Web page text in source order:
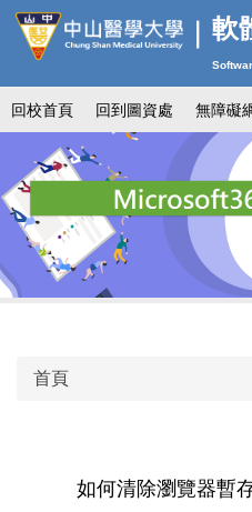
跳
到
內
區
軟
回校首頁 回到圖資處 無障礙
首頁
如何清除瀏覽器暫